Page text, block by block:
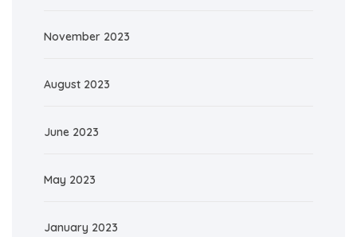
November 2023
August 2023
June 2023
May 2023
January 2023